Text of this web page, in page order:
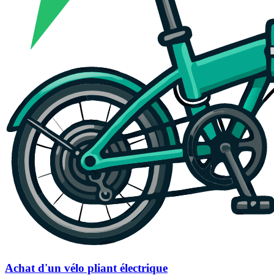
Achat d'un vélo pliant électrique